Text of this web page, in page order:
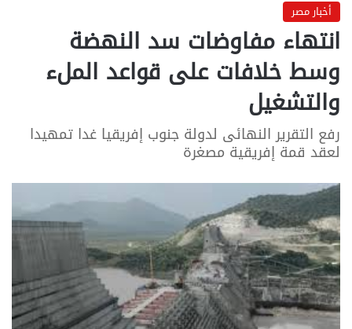
أخبار مصر
انتهاء مفاوضات سد النهضة
وسط خلافات على قواعد الملء
والتشغيل
رفع التقرير النهائى لدولة جنوب إفريقيا غدا تمهيدا
لعقد قمة إفريقية مصغرة